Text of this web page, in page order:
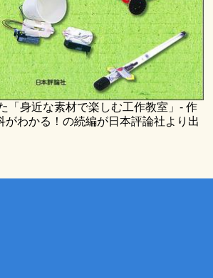
「身近な素材で楽しむ工作教室」- 作
がわかる！の続編が日本評論社より出